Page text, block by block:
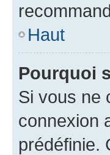
Haut
Pourquoi
Si vous ne
connexion
prédéfinie.